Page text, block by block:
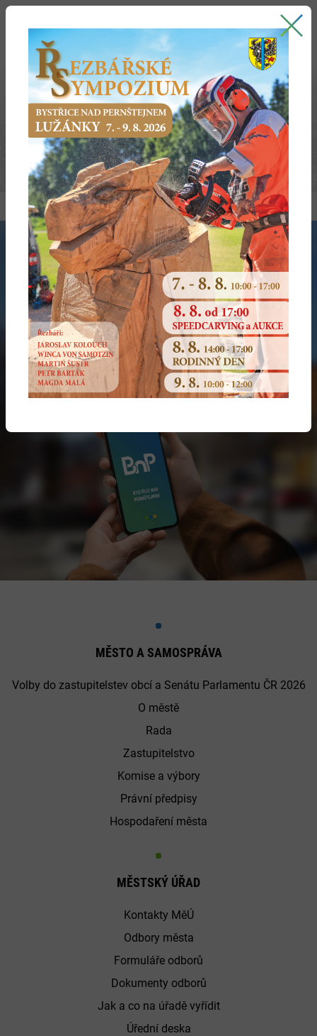
2015
Zasedání Zastupitelstva Města č. 6/2015 ze dne 16.12.2015
Zasedání Zastupitelstva Města č. 5/2015 ze dne 30.9.2015
Zasedání Zastupitelstva Města č. 4/2015 ze dne 24.6.2015
Zasedání Zastupitelstva Města č. 3/2015 ze dne 25.3.2015
NOVÁ VERZE APLIKACE
Hlaste náměty a problémy moderně. Součástí je i Bystřická
karta plná slev!
MĚSTO A SAMOSPRÁVA
Volby do zastupitelstev obcí a Senátu Parlamentu ČR 2026
O městě
Rada
Zastupitelstvo
Komise a výbory
Právní předpisy
Hospodaření města
MĚSTSKÝ ÚŘAD
Kontakty MěÚ
Odbory města
Formuláře odborů
Dokumenty odborů
Jak a co na úřadě vyřídit
Úřední deska